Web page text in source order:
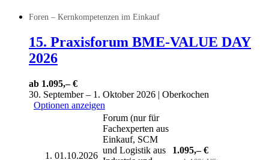
Foren – Kernkompetenzen im Einkauf
15. Praxisforum BME-VALUE DAY
2026
ab 1.095,– €
30. September – 1. Oktober 2026 | Oberkochen
Optionen anzeigen
01.10.2026
Forum (nur für
Fachexperten aus
Einkauf, SCM
und Logistik aus
1.095,– €